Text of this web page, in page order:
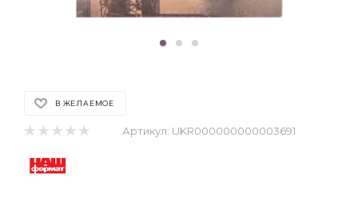
В ЖЕЛАЕМОЕ
Артикул: UKR000000000003691